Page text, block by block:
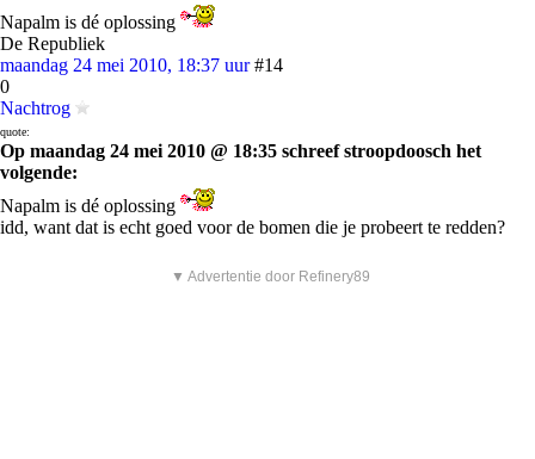
Napalm is dé oplossing
De Republiek
maandag 24 mei 2010, 18:37 uur #14
0
Nachtrog
quote:
Op maandag 24 mei 2010 @ 18:35 schreef stroopdoosch het
volgende:
Napalm is dé oplossing
idd, want dat is echt goed voor de bomen die je probeert te redden?
▼ Advertentie door Refinery89